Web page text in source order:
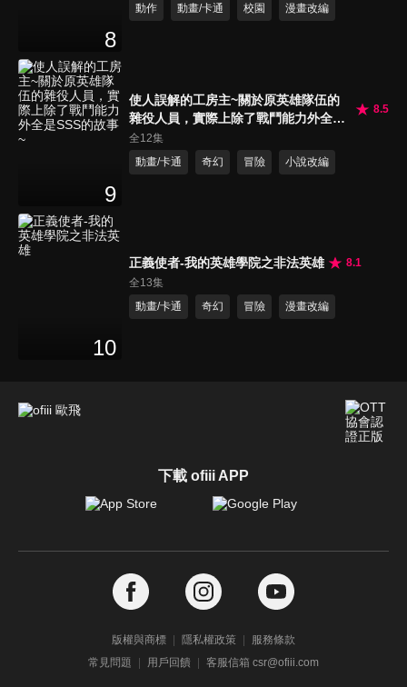
8
動作
動畫/卡通 校園 漫畫改編
9
使人誤解的工房主~關於原英雄隊伍的
雜役人員，實際上除了戰鬥能力外全是
SSS的故事~
8.5
全12集
動畫/卡通
奇幻 冒險 小說改編
10
正義使者-我的英雄學院之非法英雄
8.1
全13集
動畫/卡通
奇幻 冒險 漫畫改編
下載 ofiii APP
版權與商標 隱私權政策
服務條款
常見問題
用戶回饋 客服信箱 csr@ofiii.com